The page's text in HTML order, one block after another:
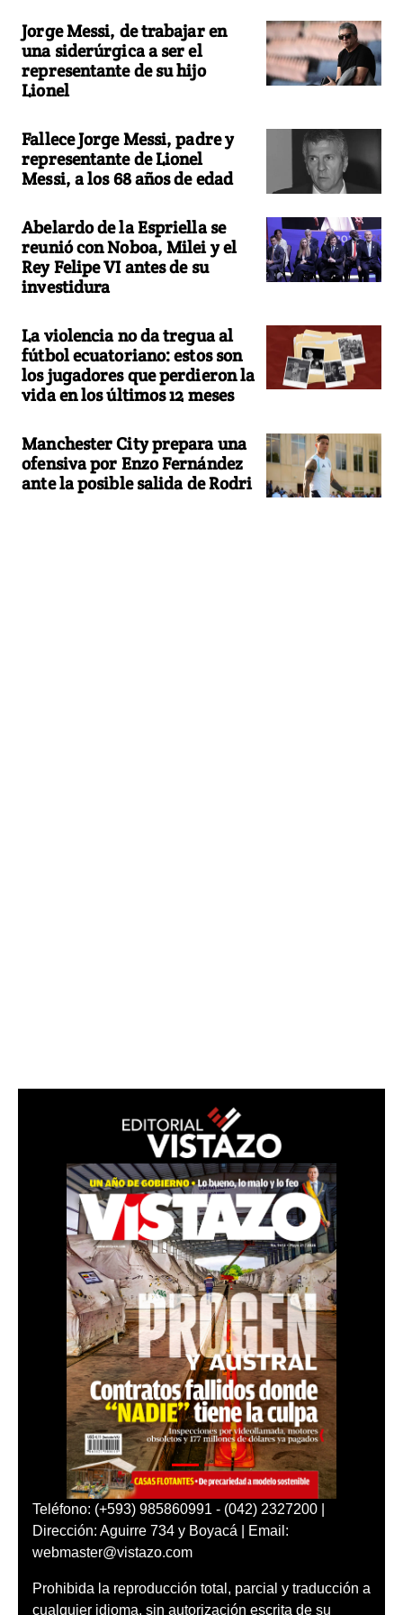
Jorge Messi, de trabajar en
una siderúrgica a ser el
representante de su hijo
Lionel
Fallece Jorge Messi, padre y
representante de Lionel
Messi, a los 68 años de edad
Abelardo de la Espriella se
reunió con Noboa, Milei y el
Rey Felipe VI antes de su
investidura
La violencia no da tregua al
fútbol ecuatoriano: estos son
los jugadores que perdieron la
vida en los últimos 12 meses
Manchester City prepara una
ofensiva por Enzo Fernández
ante la posible salida de Rodri
Teléfono: (+593) 985860991 - (042) 2327200 |
Dirección: Aguirre 734 y Boyacá | Email:
webmaster@vistazo.com
Prohibida la reproducción total, parcial y traducción a
cualquier idioma, sin autorización escrita de su